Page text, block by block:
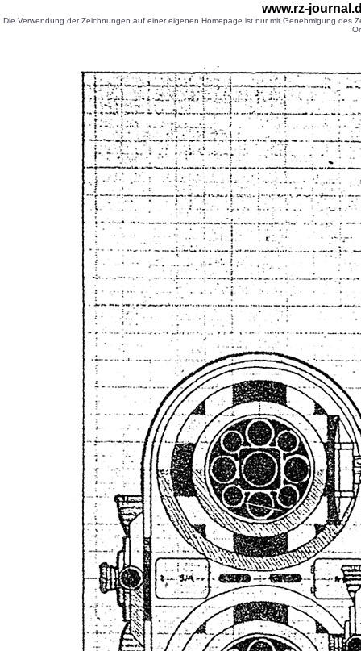
www.rz-
Die Verwendung der Zeichnungen auf einer eigenen Homepage ist nur mit Genehmigung